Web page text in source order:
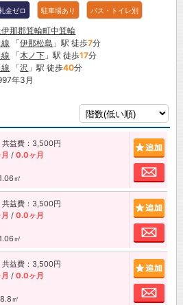
金ゼロ 駐車場あり バス・トイレ別
伊那郡箕輪町中箕輪
線 「伊那松島 」駅 徒歩7分
線 「木ノ下 」駅 徒歩17分
線 「沢 」駅 徒歩40分
年3月
共益費：3,500円
/ 0.0ヶ月
㎡
お
共益費：3,500円
/ 0.0ヶ月
㎡
お
共益費：3,500円
/ 0.0ヶ月
㎡
お